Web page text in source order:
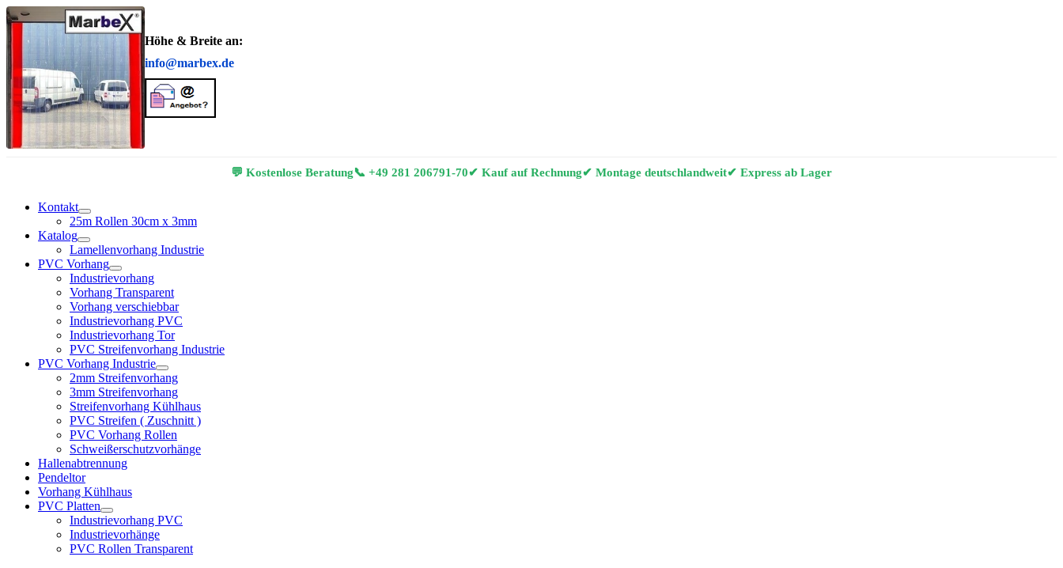
Höhe & Breite an:
info@marbex.de
💬 Kostenlose Beratung📞 +49 281 206791-70✔ Kauf auf Rechnung✔ Montage deutschlandweit✔ Express ab Lager
Kontakt
25m Rollen 30cm x 3mm
Katalog
Lamellenvorhang Industrie
PVC Vorhang
Industrievorhang
Vorhang Transparent
Vorhang verschiebbar
Industrievorhang PVC
Industrievorhang Tor
PVC Streifenvorhang Industrie
PVC Vorhang Industrie
2mm Streifenvorhang
3mm Streifenvorhang
Streifenvorhang Kühlhaus
PVC Streifen ( Zuschnitt )
PVC Vorhang Rollen
Schweißerschutzvorhänge
Hallenabtrennung
Pendeltor
Vorhang Kühlhaus
PVC Platten
Industrievorhang PVC
Industrievorhänge
PVC Rollen Transparent